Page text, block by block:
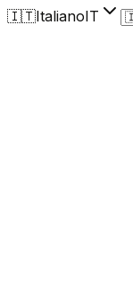
🇮🇹ItalianoIT